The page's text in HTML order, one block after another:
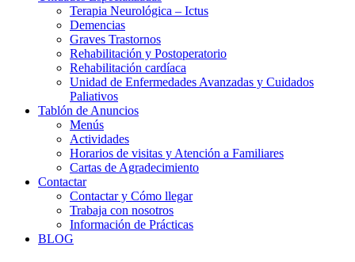
Terapia Neurológica – Ictus
Demencias
Graves Trastornos
Rehabilitación y Postoperatorio
Rehabilitación cardíaca
Unidad de Enfermedades Avanzadas y Cuidados
Paliativos
Tablón de Anuncios
Menús
Actividades
Horarios de visitas y Atención a Familiares
Cartas de Agradecimiento
Contactar
Contactar y Cómo llegar
Trabaja con nosotros
Información de Prácticas
BLOG